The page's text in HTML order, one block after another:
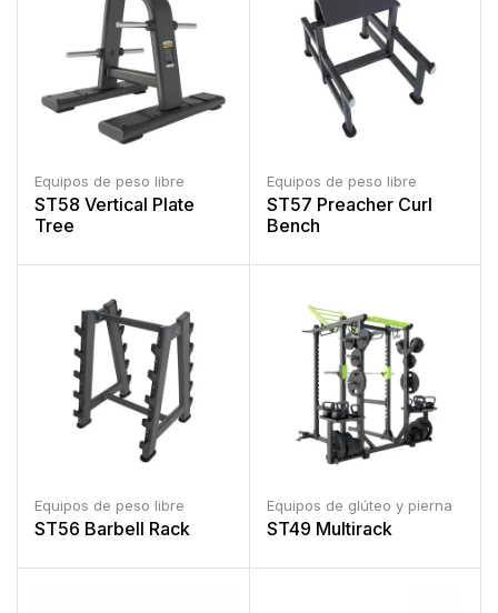
Equipos de peso libre
ST58 Vertical Plate
Tree
Equipos de peso libre
ST57 Preacher Curl
Bench
Equipos de peso libre
ST56 Barbell Rack
Equipos de glúteo y pierna
ST49 Multirack